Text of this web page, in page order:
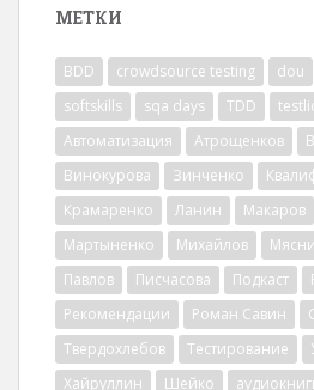
МЕТКИ
BDD crowdsource testing dou
softskills
sqa days TDD
Автоматизация
Атрощенков
Винокурова
Зинченко
Крамаренко
Ланин Макаров
Мартыненко
Михайлов
Павлов
Писчасова Подкаст
Рекомендации
Роман Савин
Твердохлебов
Тестирование
Хайруллин
Шейко